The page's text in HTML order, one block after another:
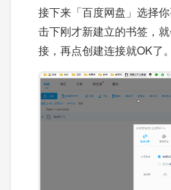
接下来「百度网盘」选择
击下刚才新建立的书签，
接，再点创建连接就OK了。